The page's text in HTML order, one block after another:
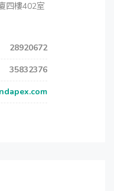
四樓402室
28920672
35832376